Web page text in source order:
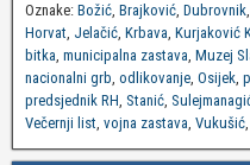
Oznake: Božić, Brajković, Dubrovnik,
Horvat, Jelačić, Krbava, Kurjaković
bitka, municipalna zastava, Muzej
nacionalni grb, odlikovanje, Osijek,
predsjednik RH, Stanić,
Večernji list, vojna zastava, Vukušić,